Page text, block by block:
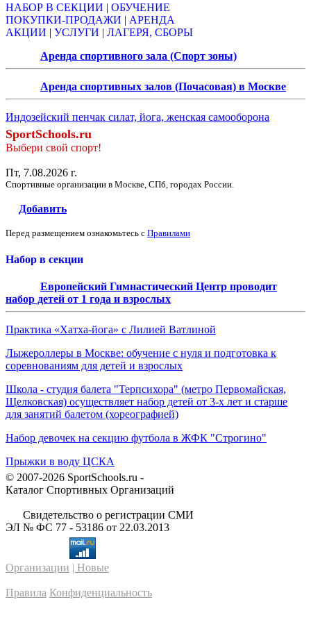
НАБОР В СЕКЦИИ | ОБУЧЕНИЕ
ПОКУПКИ-ПРОДАЖИ | АРЕНДА
АКЦИИ | УСЛУГИ | ЛАГЕРЯ, СБОРЫ
Аренда спортивного зала (Спорт зоны)
Аренда спортивных залов (Почасовая) в Москве
Индозейский пенчак силат, йога, женская самооборона
SportSchools.ru
Выбери свой спорт!
Пт, 7.08.2026 г.
Спортивные организации в Москве, СПб, городах России.
Добавить
Перед размещением ознакомьтесь с Правилами
Набор в секции
Европейский Гимнастический Центр проводит
набор детей от 1 года и взрослых
Практика «Хатха-йога» с Лилией Ватлиной
Лыжероллеры в Москве: обучение с нуля и подготовка к
соревнованиям для детей и взрослых
Школа - студия балета "Терпсихора" (метро Первомайская,
Щелковская) осуществляет набор детей от 3-х лет и старше
для занятий балетом (хореографией)
Набор девочек на секцию футбола в ЖФК "Строгино"
Прыжки в воду ЦСКА
© 2007-2026 SportSchools.ru -
Каталог Спортивных Организаций
Свидетельство о регистрации СМИ
ЭЛ № ФС 77 - 53186 от 22.03.2013
Организации | Новые
Правила Конфиденциальность